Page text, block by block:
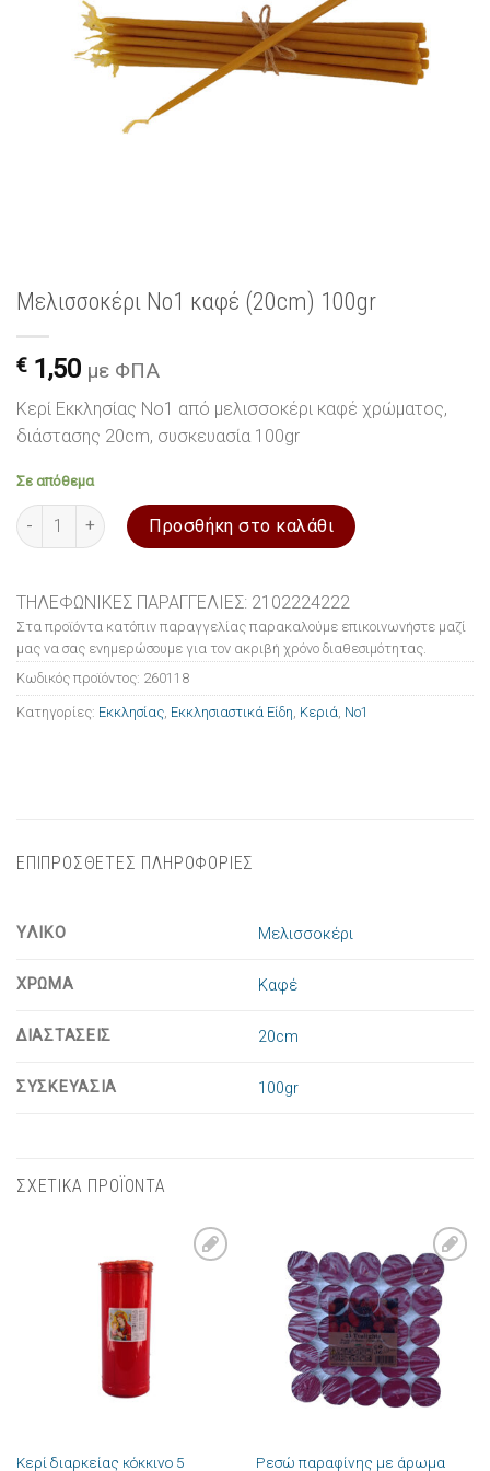
Μελισσοκέρι Νο1 καφέ (20cm) 100gr
€ 1,50 με ΦΠΑ
Κερί Εκκλησίας Νο1 από μελισσοκέρι καφέ χρώματος,
διάστασης 20cm, συσκευασία 100gr
Σε απόθεμα
Μελισσοκέρι Νο1 καφέ (20cm) 100gr ποσότητα
Προσθήκη στο καλάθι
ΤΗΛΕΦΩΝΙΚΕΣ ΠΑΡΑΓΓΕΛΙΕΣ: 2102224222
Στα προϊόντα κατόπιν παραγγελίας παρακαλούμε επικοινωνήστε μαζί
μας να σας ενημερώσουμε για τον ακριβή χρόνο διαθεσιμότητας.
Κωδικός προϊόντος: 260118
Κατηγορίες: Εκκλησίας Εκκλησιαστικά Είδη Κεριά Νο1
ΕΠΙΠΡΟΣΘΕΤΕΣ ΠΛΗΡΟΦΟΡΙΕΣ
ΥΛΙΚΟ Μελισσοκέρι
ΧΡΩΜΑ Καφέ
ΔΙΑΣΤΑΣΕΙΣ 20cm
ΣΥΣΚΕΥΑΣΙΑ 100gr
ΣΧΕΤΙΚΑ ΠΡΟΪΟΝΤΑ
Κερί διαρκείας κόκκινο 5
Πρόσθήκη
στην λίστα
επιθυμιών
Ρεσώ παραφίνης με άρωμα